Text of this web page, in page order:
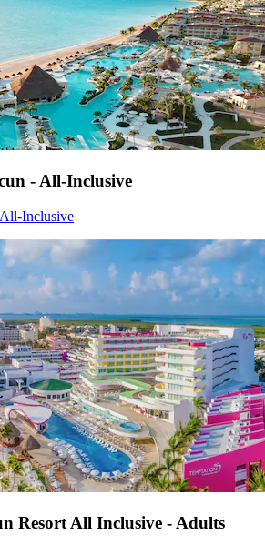
- All-Inclusive
Inclusive
Resort All Inclusive - Adults